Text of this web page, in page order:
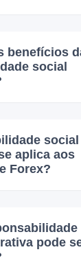
benefícios
social
social
aplica aos
Forex?
pode